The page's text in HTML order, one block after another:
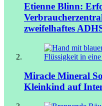
Etienne Blinn:
zweifelhaftes
Miracle Mineral
Kleinkind auf